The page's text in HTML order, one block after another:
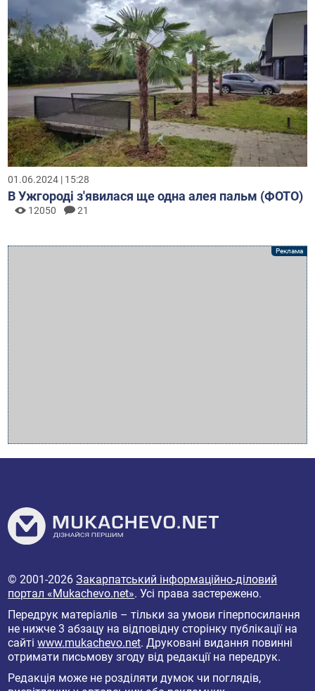
01.06.2024 | 15:28
В Ужгороді з'явилася ще одна алея пальм (ФОТО)
12050 21
© 2001-2026Закарпатський інформаційно-діловий
портал «Mukachevo.net». Усі права застережено.
Передрук матеріалів – тільки за умови гіперпосилання
не нижче 3 абзацу на відповідну сторінку публікації на
сайтіwww.mukachevo.net. Друковані видання повинні
отримати письмову згоду від редакції на передрук.
Редакція може не розділяти думок чи поглядів,